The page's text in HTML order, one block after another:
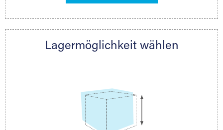
direkt online mieten. Gibt es Extraraum noch
nächstgelegenen Partner und besprechen alles
Lagermöglichkeit wählen